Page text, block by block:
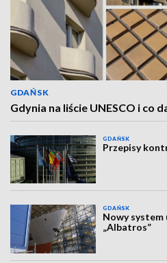
GDAŃSK
Gdynia na liście UNESCO i co
GDAŃSK
Przepisy
GDAŃSK
Nowy system
„Albatros”